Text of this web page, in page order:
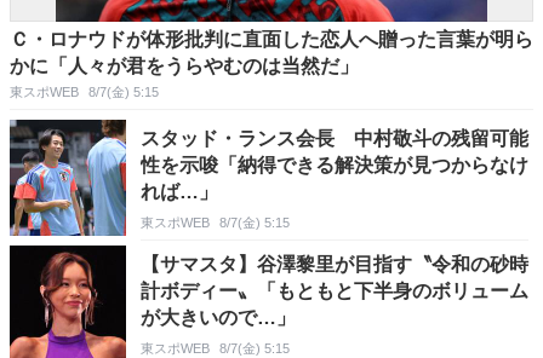
Ｃ・ロナウドが体形批判に直面した恋人へ贈った言葉が明ら
かに「人々が君をうらやむのは当然だ」
東スポWEB 8/7(金) 5:15
スタッド・ランス会長 中村敬斗の残留可能
性を示唆「納得できる解決策が見つからなけ
れば…」
東スポWEB 8/7(金) 5:15
【サマスタ】谷澤黎里が目指す〝令和の砂時
計ボディー〟「もともと下半身のボリューム
が大きいので…」
東スポWEB 8/7(金) 5:15